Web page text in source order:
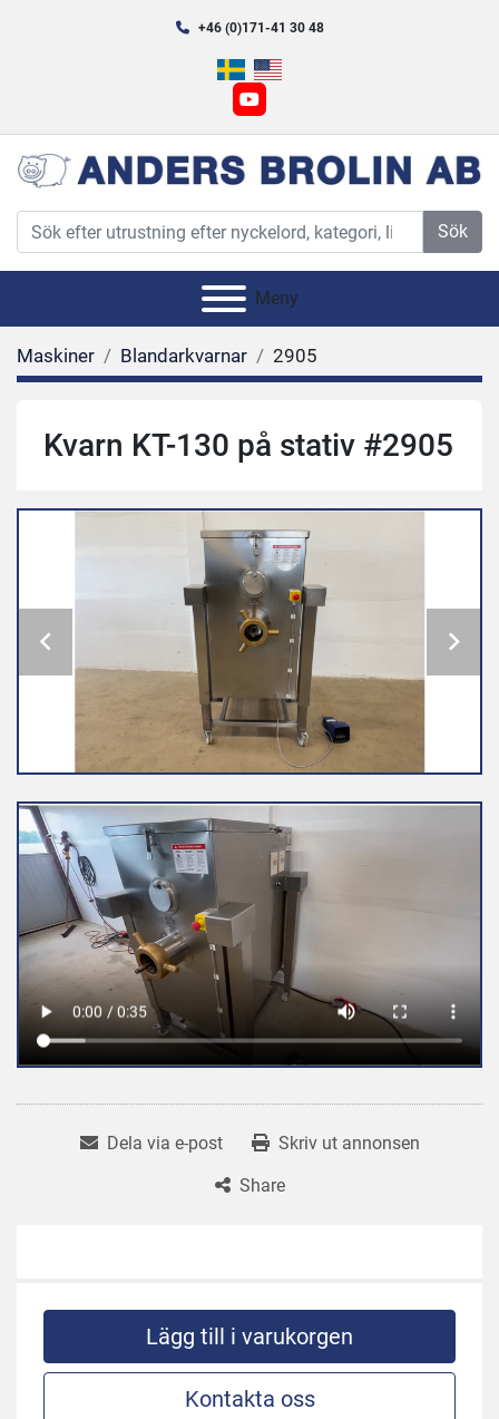
+46 (0)171-41 30 48
youtube
Sök
Meny
Maskiner Blandarkvarnar 2905
Kvarn KT-130 på stativ #2905
Dela via e-post
Skriv ut annonsen
Share
Lägg till i varukorgen
Kontakta oss